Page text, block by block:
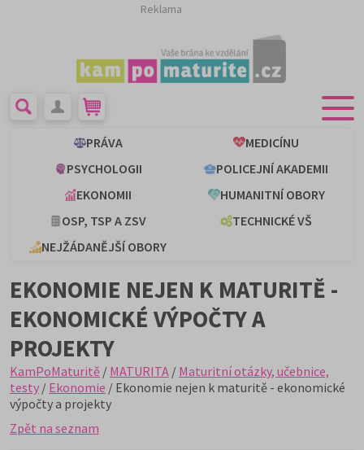
Reklama
PRÁVA
MEDICÍNU
PSYCHOLOGII
POLICEJNÍ AKADEMII
EKONOMII
HUMANITNÍ OBORY
OSP, TSP A ZSV
TECHNICKÉ VŠ
NEJŽÁDANĚJŠÍ OBORY
EKONOMIE NEJEN K MATURITĚ -
EKONOMICKÉ VÝPOČTY A
PROJEKTY
KamPoMaturitě / MATURITA / Maturitní otázky, učebnice,
testy / Ekonomie / Ekonomie nejen k maturitě - ekonomické
výpočty a projekty
Zpět na seznam